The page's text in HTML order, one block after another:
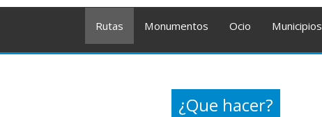
Rutas Monumentos Ocio Municipios
¿Que hacer?